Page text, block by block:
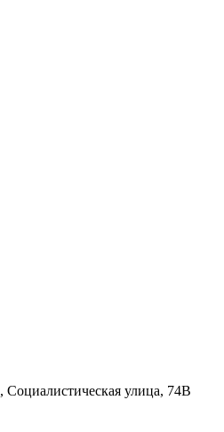
Социалистическая улица, 74В